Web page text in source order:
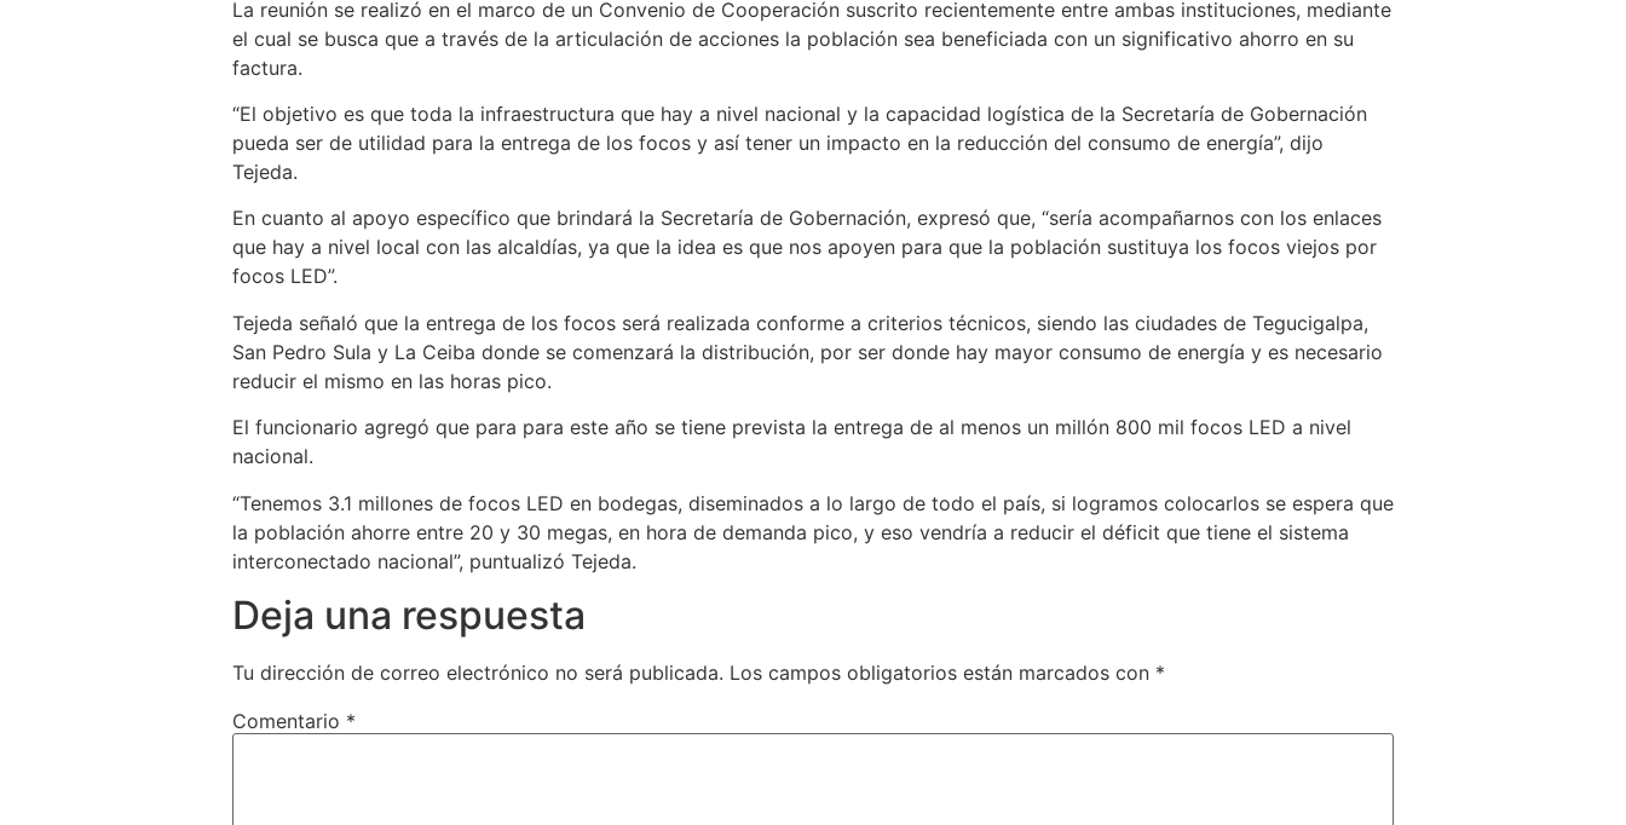
La reunión se realizó en el marco de un Convenio de Cooperación suscrito recientemente entre ambas instituciones, mediante
el cual se busca que a través de la articulación de acciones la población sea beneficiada con un significativo ahorro en su
factura.
“El objetivo es que toda la infraestructura que hay a nivel nacional y la capacidad logística de la Secretaría de Gobernación
pueda ser de utilidad para la entrega de los focos y así tener un impacto en la reducción del consumo de energía”, dijo
Tejeda.
En cuanto al apoyo específico que brindará la Secretaría de Gobernación, expresó que, “sería acompañarnos con los enlaces
que hay a nivel local con las alcaldías, ya que la idea es que nos apoyen para que la población sustituya los focos viejos por
focos LED”.
Tejeda señaló que la entrega de los focos será realizada conforme a criterios técnicos, siendo las ciudades de Tegucigalpa,
San Pedro Sula y La Ceiba donde se comenzará la distribución, por ser donde hay mayor consumo de energía y es necesario
reducir el mismo en las horas pico.
El funcionario agregó que para para este año se tiene prevista la entrega de al menos un millón 800 mil focos LED a nivel
nacional.
“Tenemos 3.1 millones de focos LED en bodegas, diseminados a lo largo de todo el país, si logramos colocarlos se espera que
la población ahorre entre 20 y 30 megas, en hora de demanda pico, y eso vendría a reducir el déficit que tiene el sistema
interconectado nacional”, puntualizó Tejeda.
Deja una respuesta
Tu dirección de correo electrónico no será publicada. Los campos obligatorios están marcados con *
Comentario *